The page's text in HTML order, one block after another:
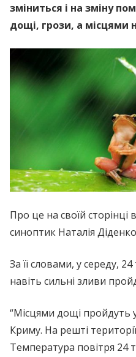
зміниться і на зміну
дощі, грози, а місцями
Про це на своїй сторінці
синоптик Наталія
За її словами, у середу,
навіть сильні зливи
“Місцями дощі пройдуть у
Криму. На решті
Температура повітря 24